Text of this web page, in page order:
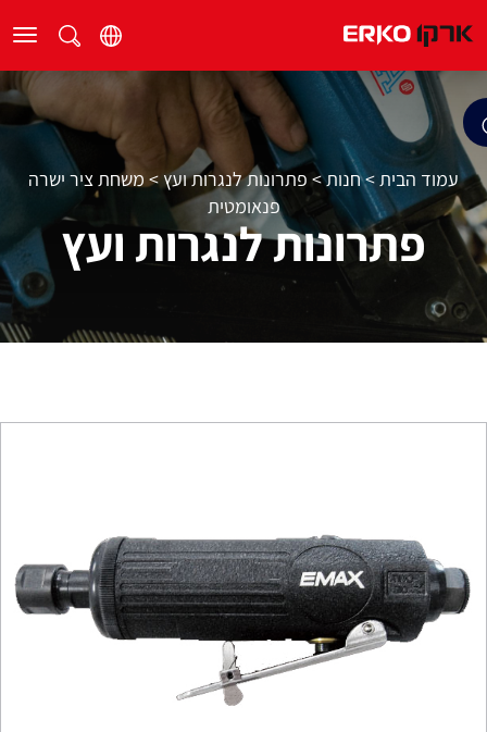
עמוד הבית >חנות>פתרונות לנגרות ועץ > משחת ציר ישרה
פנאומטית
פתרונות לנגרות ועץ